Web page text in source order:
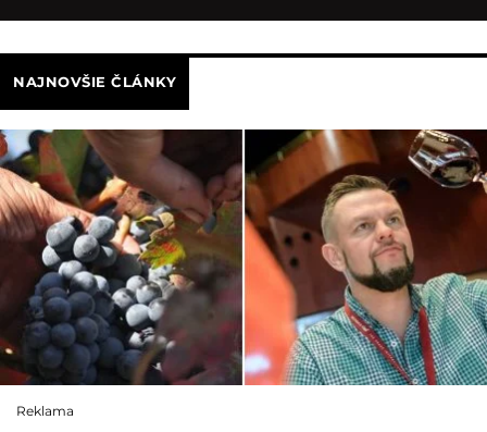
NAJNOVŠIE ČLÁNKY
Reklama